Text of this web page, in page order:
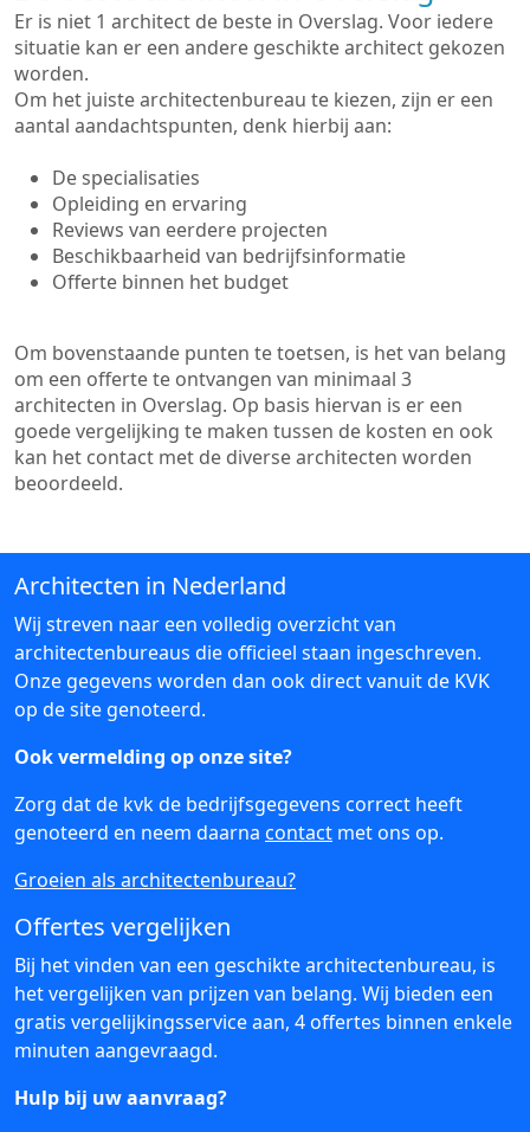
Er is niet 1 architect de beste in Overslag. Voor iedere
situatie kan er een andere geschikte architect gekozen
worden.
Om het juiste architectenbureau te kiezen, zijn er een
aantal aandachtspunten, denk hierbij aan:
De specialisaties
Opleiding en ervaring
Reviews van eerdere projecten
Beschikbaarheid van bedrijfsinformatie
Offerte binnen het budget
Om bovenstaande punten te toetsen, is het van belang
om een offerte te ontvangen van minimaal 3
architecten in Overslag. Op basis hiervan is er een
goede vergelijking te maken tussen de kosten en ook
kan het contact met de diverse architecten worden
beoordeeld.
Architecten in Nederland
Wij streven naar een volledig overzicht van
architectenbureaus die officieel staan ingeschreven.
Onze gegevens worden dan ook direct vanuit de KVK
op de site genoteerd.
Ook vermelding op onze site?
Zorg dat de kvk de bedrijfsgegevens correct heeft
genoteerd en neem daarna contact met ons op.
Groeien als architectenbureau?
Offertes vergelijken
Bij het vinden van een geschikte architectenbureau, is
het vergelijken van prijzen van belang. Wij bieden een
gratis vergelijkingsservice aan, 4 offertes binnen enkele
minuten aangevraagd.
Hulp bij uw aanvraag?